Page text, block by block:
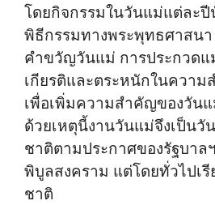
โดยกิจกรรมในวันแม่แต่ละ
พิธีกรรมทางพระพุทธศาสนา
คำขวัญวันแม่ การประกวดแ
เกียรติและตระหนักในควา
เพื่อเพิ่มความสำคัญของวัน
ด้วยเหตุนี้งานวันแม่จึงเป็นวั
ชาติตามประกาศของรัฐบา
พิบูลสงคราม แต่โดยทั่วไปเ
ชาติ